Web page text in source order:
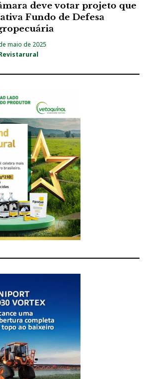
deve votar projeto que
Fundo de Defesa
maio de 2025